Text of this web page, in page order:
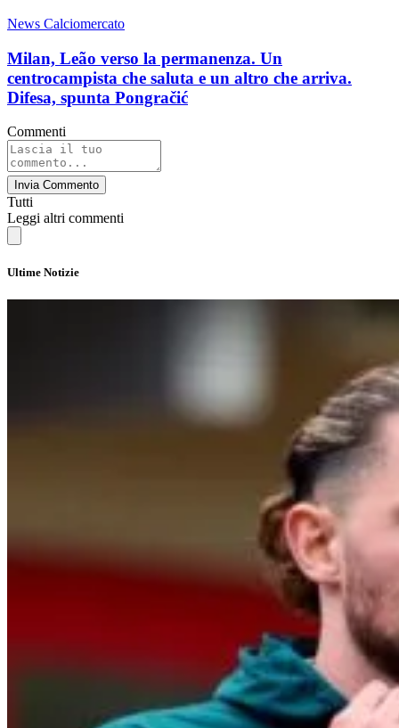
News Calciomercato
Milan, Leão verso la permanenza. Un
centrocampista che saluta e un altro che arriva.
Difesa, spunta Pongračić
Commenti
Invia Commento
Tutti
Leggi altri commenti
Ultime Notizie